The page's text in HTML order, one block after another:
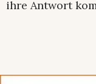
ihre Antwort